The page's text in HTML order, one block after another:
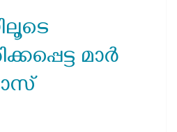
മാര്‍